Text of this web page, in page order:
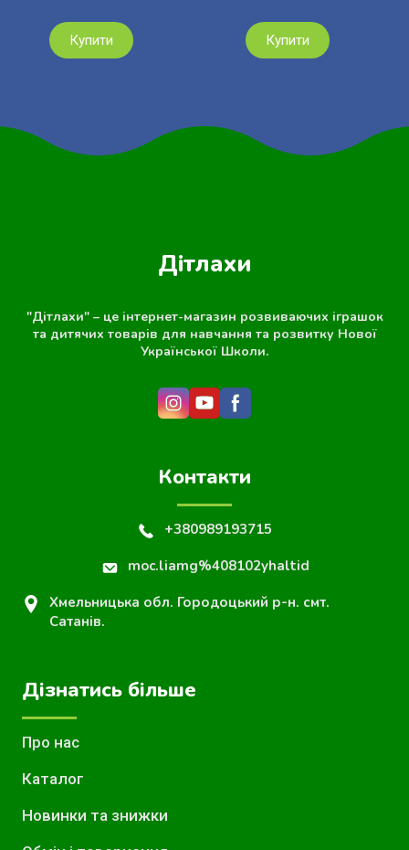
Купити Купити
Дітлахи
"Дітлахи" – це інтернет-магазин розвиваючих іграшок
та дитячих товарів для навчання та розвитку Нової
Української Школи.
Контакти
+380989193715
moc.liamg%408102yhaltid
Хмельницька обл. Городоцький р-н. смт.
Сатанів.
Дізнатись більше
Про нас
Каталог
Новинки та знижки